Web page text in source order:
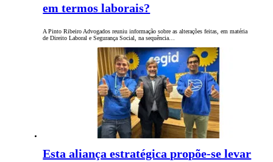
em termos laborais?
A Pinto Ribeiro Advogados reuniu informação sobre as alterações feitas, em matéria
de Direito Laboral e Segurança Social, na sequência…
Esta aliança estratégica propõe-se levar